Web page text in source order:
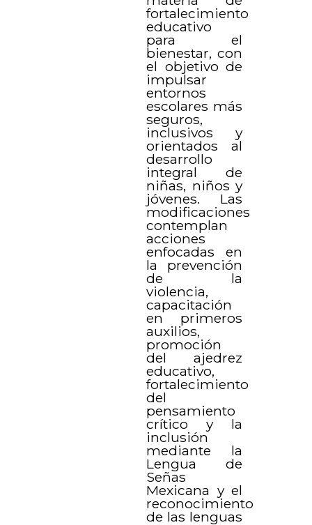
fortalecimiento
educativo
para el
bienestar, con
el objetivo de
impulsar
entornos
escolares más
seguros,
inclusivos y
orientados al
desarrollo
integral de
niñas, niños y
jóvenes. Las
modificaciones
contemplan
acciones
enfocadas en
la prevención
de la
violencia,
capacitación
en primeros
auxilios,
promoción
del ajedrez
educativo,
fortalecimiento
del
pensamiento
crítico y la
inclusión
mediante la
Lengua de
Señas
Mexicana y el
reconocimiento
de las lenguas